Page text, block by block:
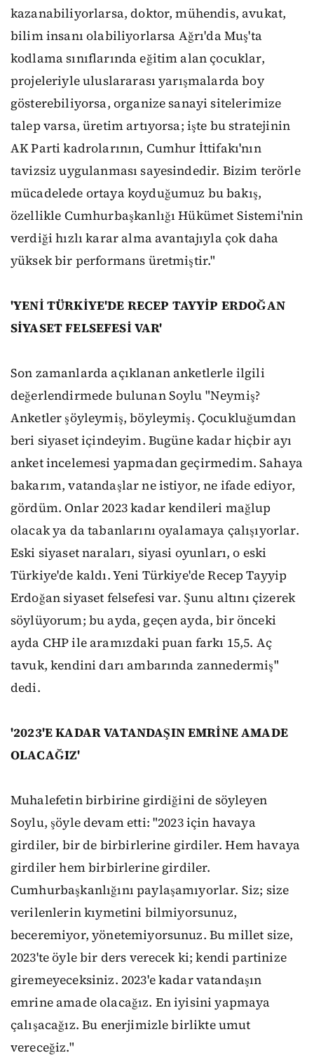
kazanabiliyorlarsa, doktor, mühendis, avukat,
bilim insanı olabiliyorlarsa Ağrı'da Muş'ta
kodlama sınıflarında eğitim alan çocuklar,
projeleriyle uluslararası yarışmalarda boy
gösterebiliyorsa, organize sanayi sitelerimize
talep varsa, üretim artıyorsa; işte bu stratejinin
AK Parti kadrolarının, Cumhur İttifakı'nın
tavizsiz uygulanması sayesindedir. Bizim terörle
mücadelede ortaya koyduğumuz bu bakış,
özellikle Cumhurbaşkanlığı Hükümet Sistemi'nin
verdiği hızlı karar alma avantajıyla çok daha
yüksek bir performans üretmiştir."
'YENİ TÜRKİYE'DE RECEP TAYYİP ERDOĞAN
SİYASET FELSEFESİ VAR'
Son zamanlarda açıklanan anketlerle ilgili
değerlendirmede bulunan Soylu "Neymiş?
Anketler şöyleymiş, böyleymiş. Çocukluğumdan
beri siyaset içindeyim. Bugüne kadar hiçbir ayı
anket incelemesi yapmadan geçirmedim. Sahaya
bakarım, vatandaşlar ne istiyor, ne ifade ediyor,
gördüm. Onlar 2023 kadar kendileri mağlup
olacak ya da tabanlarını oyalamaya çalışıyorlar.
Eski siyaset naraları, siyasi oyunları, o eski
Türkiye'de kaldı. Yeni Türkiye'de Recep Tayyip
Erdoğan siyaset felsefesi var. Şunu altını çizerek
söylüyorum; bu ayda, geçen ayda, bir önceki
ayda CHP ile aramızdaki puan farkı 15,5. Aç
tavuk, kendini darı ambarında zannedermiş"
dedi.
'2023'E KADAR VATANDAŞIN EMRİNE AMADE
OLACAĞIZ'
Muhalefetin birbirine girdiğini de söyleyen
Soylu, şöyle devam etti: "2023 için havaya
girdiler, bir de birbirlerine girdiler. Hem havaya
girdiler hem birbirlerine girdiler.
Cumhurbaşkanlığını paylaşamıyorlar. Siz; size
verilenlerin kıymetini bilmiyorsunuz,
beceremiyor, yönetemiyorsunuz. Bu millet size,
2023'te öyle bir ders verecek ki; kendi partinize
giremeyeceksiniz. 2023'e kadar vatandaşın
emrine amade olacağız. En iyisini yapmaya
çalışacağız. Bu enerjimizle birlikte umut
vereceğiz."